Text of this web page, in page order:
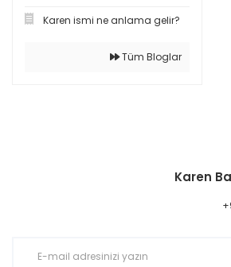
Karen ismi ne anlama gelir?
Tüm Bloglar
Karen